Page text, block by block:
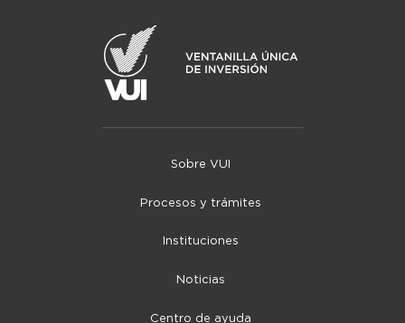
Sobre VUI
Procesos y trámites
Instituciones
Noticias
Centro de ayuda